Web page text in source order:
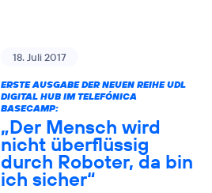
18. Juli 2017
ERSTE AUSGABE DER NEUEN REIHE UDL
DIGITAL HUB IM TELEFÓNICA
BASECAMP:
„Der Mensch wird
nicht überflüssig
durch Roboter, da bin
ich sicher“